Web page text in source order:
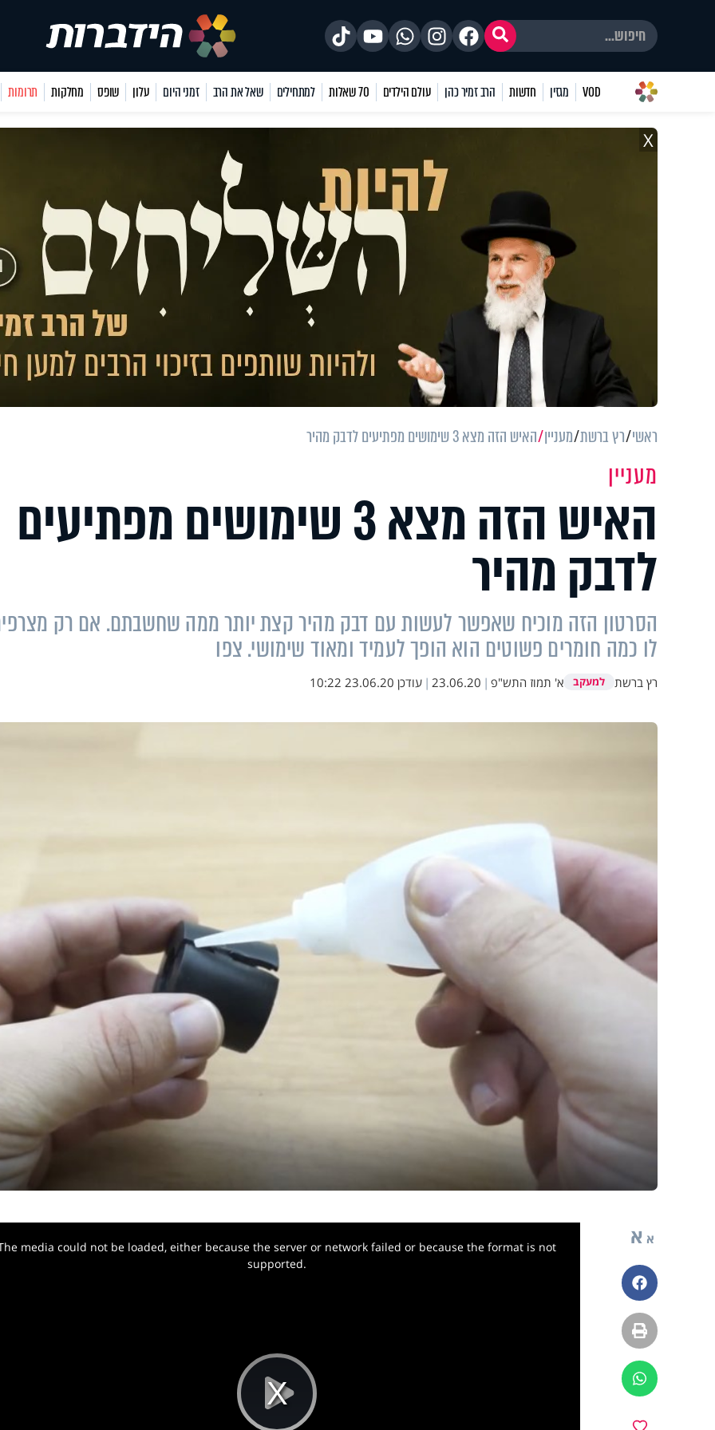
VOD מגזין חדשות הרב זמיר כהן עולם הילדים 70 שאלות למתחילים שאל את הרב זמני היום עלון שופס מחלקות תרומות
X
ראשי רץ ברשת מעניין האיש הזה מצא 3 שימושים מפתיעים לדבק מהיר
מעניין
האיש הזה מצא 3 שימושים מפתיעים
לדבק מהיר
הסרטון הזה מוכיח שאפשר לעשות עם דבק מהיר קצת יותר ממה שחשבתם. אם רק
לו כמה חומרים פשוטים הוא הופך לעמיד ומאוד שימושי. צפו
רץ ברשת למעקב א' תמוז התש"פ |
23.06.20
| עודכן 23.06.20 10:22
א א
פייסבוק
הדפסה
ווטסאפ
media could not be loaded, either because the server or network failed or because the format is not
supported.